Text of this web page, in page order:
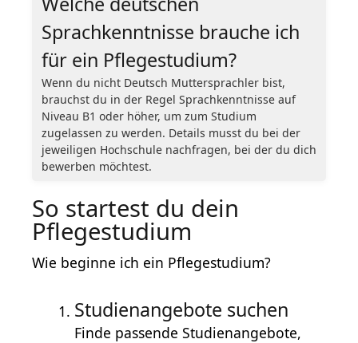
Sprachkenntnisse brauche ich
für ein Pflegestudium?
Wenn du nicht Deutsch Muttersprachler bist,
brauchst du in der Regel Sprachkenntnisse auf
Niveau B1 oder höher, um zum Studium
zugelassen zu werden. Details musst du bei der
jeweiligen Hochschule nachfragen, bei der du dich
bewerben möchtest.
So startest du dein
Pflegestudium
Wie beginne ich ein Pflegestudium?
Studienangebote suchen
Finde passende Studienangebote,